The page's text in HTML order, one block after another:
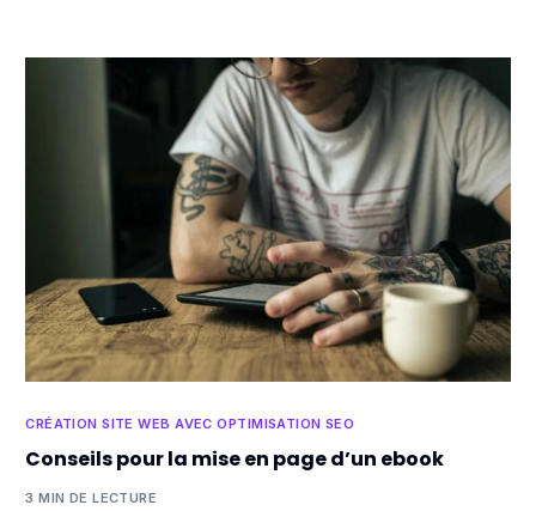
CRÉATION SITE WEB AVEC OPTIMISATION SEO
Conseils pour la mise en page d’un ebook
3 MIN DE LECTURE